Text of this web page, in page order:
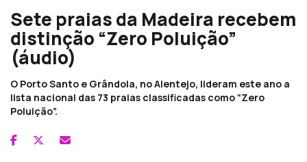
Sete praias da Madeira recebem
distinção “Zero Poluição”
(áudio)
O Porto Santo e Grândola, no Alentejo, lideram este ano a
lista nacional das 73 praias classificadas como “Zero
Poluição”.